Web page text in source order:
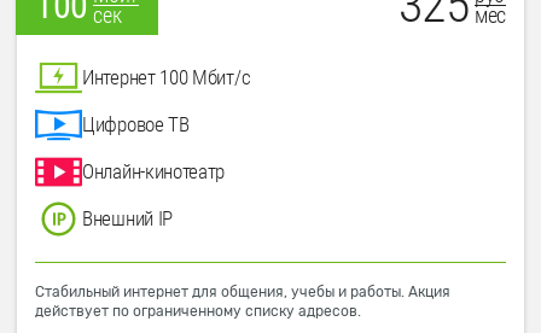
сек
мес
Интернет 100 Мбит/с
Цифровое ТВ
Онлайн-кинотеатр
Внешний IP
Стабильный интернет для общения, учебы и работы. Акция
действует по ограниченному списку адресов.